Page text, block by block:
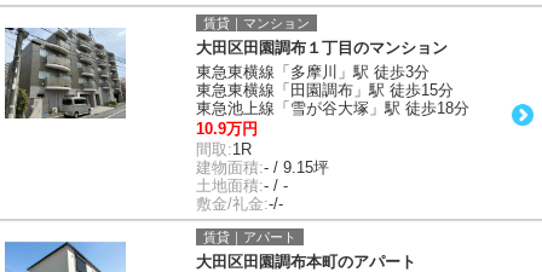
賃貸｜マンション
大田区田園調布１丁目のマンション
東急東横線「多摩川」駅 徒歩3分
東急東横線「田園調布」駅 徒歩15分
東急池上線「雪が谷大塚」駅 徒歩18分
10.9万円
間取:1R
建物面積:- / 9.15坪
土地面積:- / -
敷金/礼金:-/-
賃貸｜アパート
大田区田園調布本町のアパート